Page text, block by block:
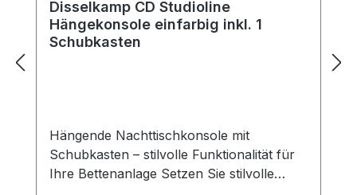
Disselkamp CD Studioline
Hängekonsole einfarbig inkl. 1
Schubkasten
Hängende Nachttischkonsole mit
Schubkasten – stilvolle Funktionalität für
Ihre Bettenanlage Setzen Sie stilvolle